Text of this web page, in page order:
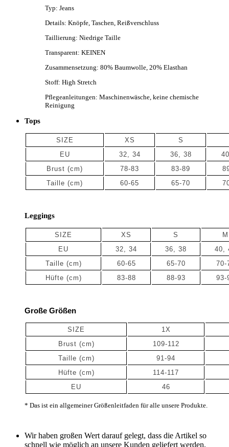
Typ: Jeans
Details: Knöpfe, Taschen, Reißverschluss
Taillierung: Niedrige Taille
Transparent: KEINEN
Zusammensetzung: 80% Baumwolle, 20% Elasthan
Stoff: High Stretch
Pflegeanleitungen: Maschinenwäsche, keine chemische
Reinigung
Tops
SIZE XS S
EU
32, 34 36, 38
Brust (cm)
78-83 83-89
Taille (cm) 60-65 65-70
Leggings
SIZE XS S
M
EU
32, 34 36, 38
40,
Taille (cm)
60-65 65-70
70-
Hüfte (cm)
83-88 88-93 93-
Große Größen
SIZE
1X
Brust (cm)
109-112
Taille (cm)
91-94
Hüfte (cm)
114-117
EU
46
* Das ist ein allgemeiner Größenleitfaden für alle unsere Produkte.
Wir haben großen Wert darauf gelegt, dass die Artikel so
schnell wie möglich an unsere Kunden geliefert werden.